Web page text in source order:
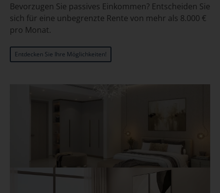
Bevorzugen Sie passives Einkommen? Entscheiden Sie
sich für eine unbegrenzte Rente von mehr als 8.000 €
pro Monat.
Entdecken Sie Ihre Möglichkeiten!